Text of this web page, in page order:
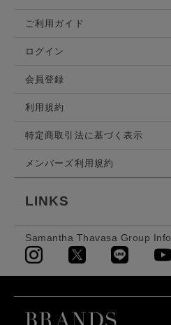
ご利用ガイド
ログイン
会員登録
利用規約
特定商取引法に基づく表示
メンバーズ利用規約
LINKS
Samantha Thavasa Group Info.